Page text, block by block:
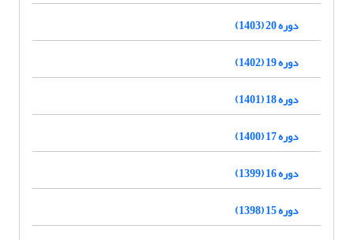
دوره 20 (1403)
دوره 19 (1402)
دوره 18 (1401)
دوره 17 (1400)
دوره 16 (1399)
دوره 15 (1398)